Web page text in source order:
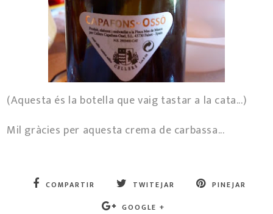
(Aquesta és la botella que vaig tastar a la cata...)
Mil gràcies per aquesta crema de carbassa...
COMPARTIR TWITEJAR
PINEJAR
GOOGLE +